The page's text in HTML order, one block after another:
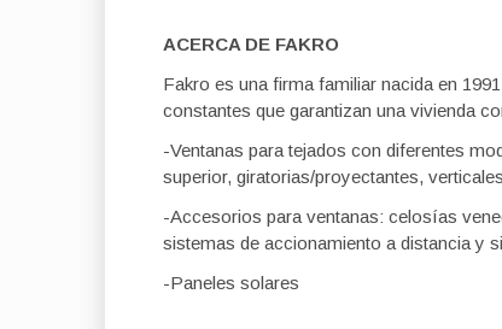
ACERCA DE FAKRO
Fakro es una firma familiar nacida en
constantes que garantizan una vivienda
-Ventanas para tejados con diferentes
superior, giratorias/proyectantes,
-Accesorios para ventanas: celosías
sistemas de accionamiento a distancia y
-Paneles solares